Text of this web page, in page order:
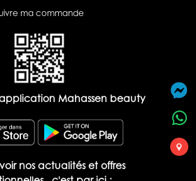
ma commande
Mahassen beauty
nos actualités et offres